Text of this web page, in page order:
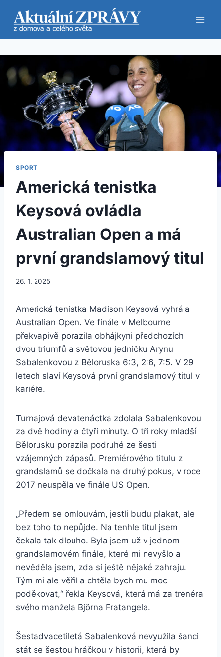
obsah
SPORT
Americká tenistka
Keysová ovládla
Australian Open a má
první grandslamový titul
26. 1. 2025
Americká tenistka Madison Keysová vyhrála
Australian Open. Ve finále v Melbourne
překvapivě porazila obhájkyni předchozích
dvou triumfů a světovou jedničku Arynu
Sabalenkovou z Běloruska 6:3, 2:6, 7:5. V 29
letech slaví Keysová první grandslamový titul v
kariéře.
Turnajová devatenáctka zdolala Sabalenkovou
za dvě hodiny a čtyři minuty. O tři roky mladší
Bělorusku porazila podruhé ze šesti
vzájemných zápasů. Premiérového titulu z
grandslamů se dočkala na druhý pokus, v roce
2017 neuspěla ve finále US Open.
„Předem se omlouvám, jestli budu plakat, ale
bez toho to nepůjde. Na tenhle titul jsem
čekala tak dlouho. Byla jsem už v jednom
grandslamovém finále, které mi nevyšlo a
nevěděla jsem, zda si ještě nějaké zahraju.
Tým mi ale věřil a chtěla bych mu moc
poděkovat,“ řekla Keysová, která má za trenéra
svého manžela Björna Fratangela.
Šestadvacetiletá Sabalenková nevyužila šanci
stát se šestou hráčkou v historii, která by